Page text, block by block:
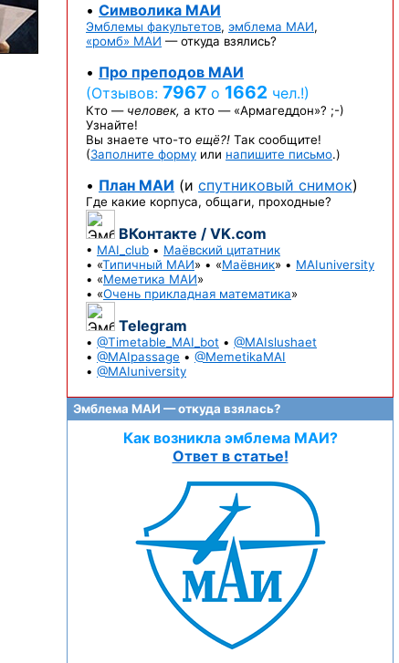
• Символика МАИ
Эмблемы факультетов, эмблема МАИ,
«ромб» МАИ — откуда взялись?
• Про преподов МАИ
(Отзывов: 7967 о 1662 чел.!)
Кто — человек, а кто — «Армагеддон»? ;-)
Узнайте!
Вы знаете что-то ещё?! Так сообщите!
(Заполните форму или напишите письмо.)
• План МАИ (и спутниковый снимок)
Где какие корпуса, общаги, проходные?
ВКонтакте / VK.com
• MAI_club • Маёвский цитатник
• «Типичный МАИ» • «Маёвник» • MAIuniversity
• «Меметика МАИ»
• «Очень прикладная математика»
Telegram
• @Timetable_MAI_bot • @MAIslushaet
• @MAIpassage • @MemetikaMAI
• @MAIuniversity
Эмблема МАИ — откуда взялась?
Как возникла эмблема МАИ?
Ответ в статье!